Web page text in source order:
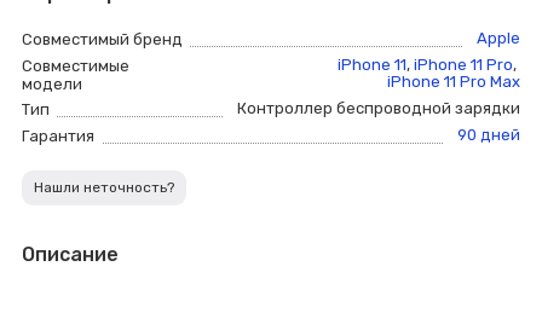
Совместимый бренд
Apple
Совместимые
модели
iPhone 11, iPhone 11 Pro,
iPhone 11 Pro Max
Тип
Контроллер беспроводной зарядки
Гарантия
90 дней
Нашли неточность?
Описание